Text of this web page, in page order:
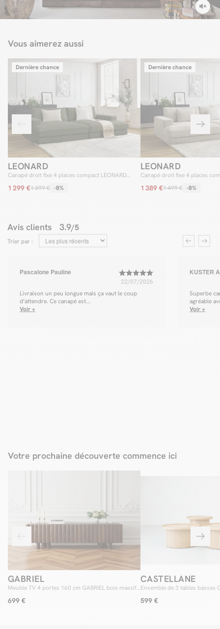
Vous aimerez aussi
Dernière chance
LEONARD
Canapé droit fixe 4 places compact LEONARD
1 299 €1 399 € -8%
Dernière chance
LEONARD
Canapé droit fixe 4 places
1 389 €1 499 € -8%
Avis clients 3.9/5
Trier par :
Pascalone Pauline
22/07/2026
Livraison un peu longue mais ça vaut le coup
d’attendre. Ce canapé est...
Voir +
KUSTER
Superbe
agréable
Voir +
Votre prochaine découverte commence ici
GABRIEL
Meuble TV 4 portes 160 cm GABRIEL bois massif
699 €
CASTELLANE
Ensemble de 3 tables basses
599 €